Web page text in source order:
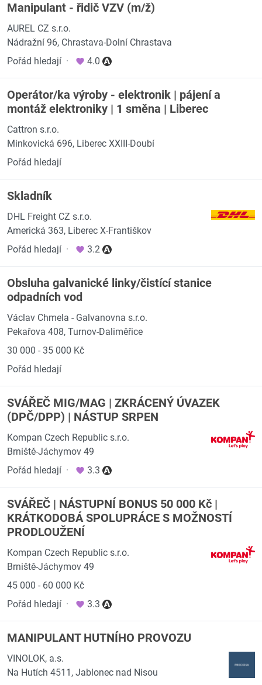
Manipulant - řidič VZV (m/ž)
AUREL CZ s.r.o.
Nádražní 96, Chrastava-Dolní Chrastava
Pořád hledají · 4.0
Operátor/ka výroby - elektronik | pájení a
montáž elektroniky | 1 směna | Liberec
Cattron s.r.o.
Minkovická 696, Liberec XXIII-Doubí
Pořád hledají
Skladník
DHL Freight CZ s.r.o.
Americká 363, Liberec X-Františkov
Pořád hledají · 3.2
Obsluha galvanické linky/čistící stanice
odpadních vod
Václav Chmela - Galvanovna s.r.o.
Pekařova 408, Turnov-Daliměřice
30 000 - 35 000 Kč
Pořád hledají
SVÁŘEČ MIG/MAG | ZKRÁCENÝ ÚVAZEK
(DPČ/DPP) | NÁSTUP SRPEN
Kompan Czech Republic s.r.o.
Brniště-Jáchymov 49
Pořád hledají · 3.3
SVÁŘEČ | NÁSTUPNÍ BONUS 50 000 Kč |
KRÁTKODOBÁ SPOLUPRÁCE S MOŽNOSTÍ
PRODLOUŽENÍ
Kompan Czech Republic s.r.o.
Brniště-Jáchymov 49
45 000 - 60 000 Kč
Pořád hledají · 3.3
MANIPULANT HUTNÍHO PROVOZU
VINOLOK, a.s.
Na Hutích 4511, Jablonec nad Nisou